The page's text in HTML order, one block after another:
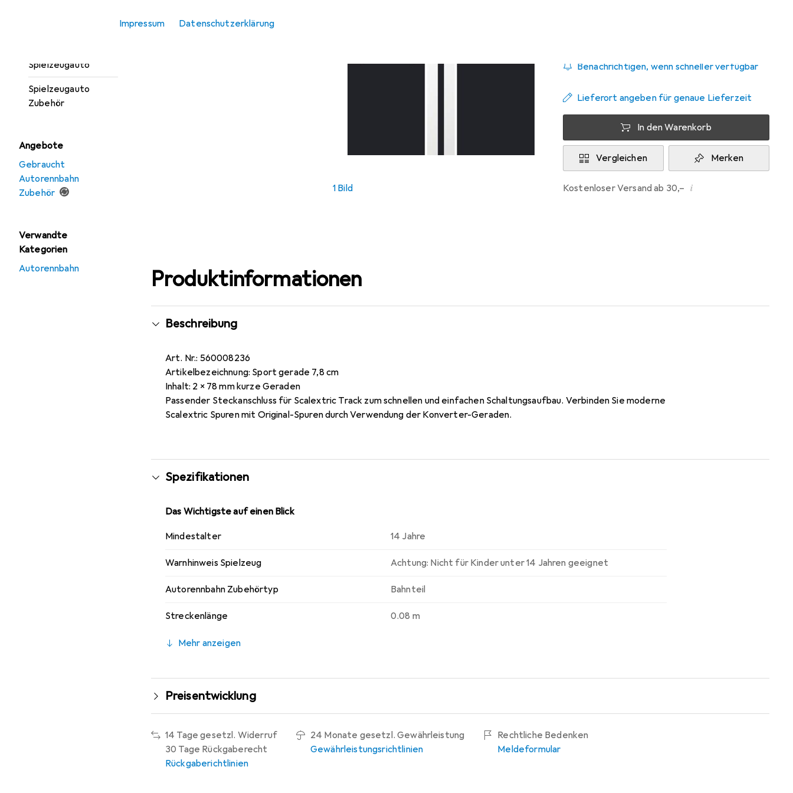
Impressum Datenschutzerklärung
Spielzeugauto
Spielzeugauto
Zubehör
Angebote
Gebraucht
Autorennbahn
Zubehör
Verwandte
Kategorien
Autorennbahn
1 Bild
Benachrichtigen, wenn schneller verfügbar
Lieferort angeben für genaue Lieferzeit
In den Warenkorb
Vergleichen Merken
Kostenloser Versand ab 30,– i
Produktinformationen
Beschreibung
Art. Nr.: 560008236
Artikelbezeichnung: Sport gerade 7,8 cm
Inhalt: 2 x 78 mm kurze Geraden
Passender Steckanschluss für Scalextric Track zum schnellen und einfachen Schaltungsaufbau. Verbinden Sie moderne
Scalextric Spuren mit Original-Spuren durch Verwendung der Konverter-Geraden.
Spezifikationen
Das Wichtigste auf einen Blick
Mindestalter 14 Jahre
Warnhinweis Spielzeug Achtung: Nicht für Kinder unter 14 Jahren geeignet
Autorennbahn Zubehörtyp Bahnteil
Streckenlänge 0.08 m
Mehr anzeigen
Preisentwicklung
14 Tage gesetzl. Widerruf
30 Tage Rückgaberecht
Rückgaberichtlinien
24 Monate gesetzl. Gewährleistung
Gewährleistungsrichtlinien
Rechtliche Bedenken
Meldeformular